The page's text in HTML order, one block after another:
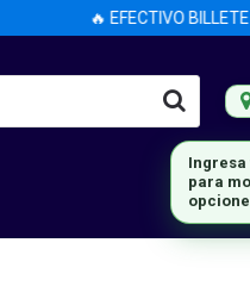
🔥 EFECTIVO BILLETE
Ingresa
para